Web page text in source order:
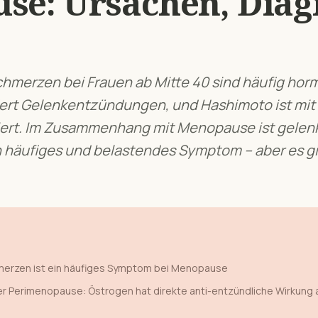
bei Frauen ab Mitte 40 sind häufig
Gelenkentzündungen, und Hashimoto ist
Im Zusammenhang mitMenopauseist
und belastendes Symptom – aber es
ist ein häufiges Symptom bei Menopause
Perimenopause: Östrogen hat direkte anti-entzündliche Wirkung